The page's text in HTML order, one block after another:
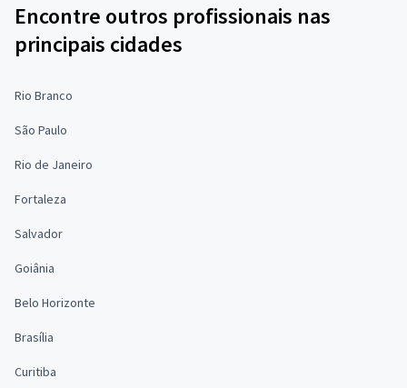
Encontre outros profissionais nas
principais cidades
Rio Branco
São Paulo
Rio de Janeiro
Fortaleza
Salvador
Goiânia
Belo Horizonte
Brasília
Curitiba